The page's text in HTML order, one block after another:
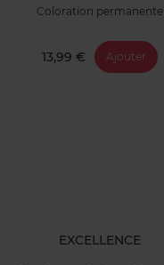
Coloration permanente
13,99 € Ajouter
EXCELLENCE